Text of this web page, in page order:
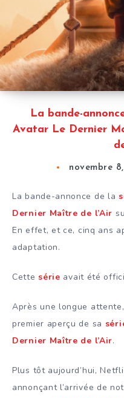
La bande-
Avatar Le Dernier
novembre
La bande-annonce de la
Dernier Maître de l’Air
En effet, et ce, cinq ans
adaptation.
Cettesérie avait été
Après une longue
premier aperçu de sa
Dernier Maître de l’Air.
Plus tôt aujourd’hui,
annonçant l’arrivée de